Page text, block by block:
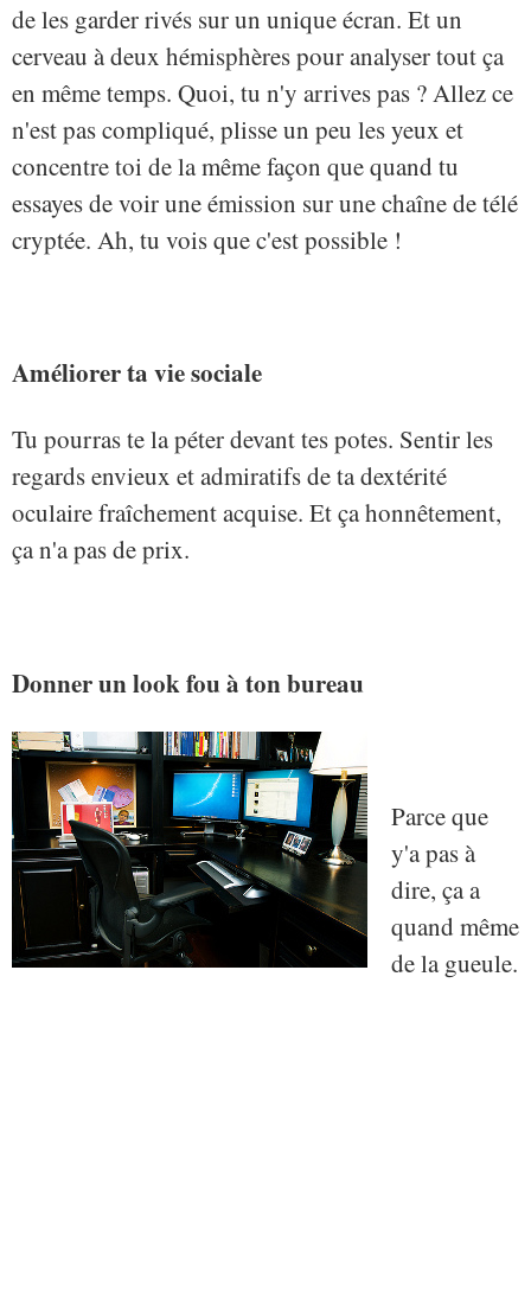
de les garder rivés sur un unique écran. Et un
cerveau à deux hémisphères pour analyser tout ça
en même temps. Quoi, tu n'y arrives pas ? Allez ce
n'est pas compliqué, plisse un peu les yeux et
concentre toi de la même façon que quand tu
essayes de voir une émission sur une chaîne de télé
cryptée. Ah, tu vois que c'est possible !
Améliorer ta vie sociale
Tu pourras te la péter devant tes potes. Sentir les
regards envieux et admiratifs de ta dextérité
oculaire fraîchement acquise. Et ça honnêtement,
ça n'a pas de prix.
Donner un look fou à ton bureau
Parce que
y'a pas à
dire, ça a
quand même
de la gueule.